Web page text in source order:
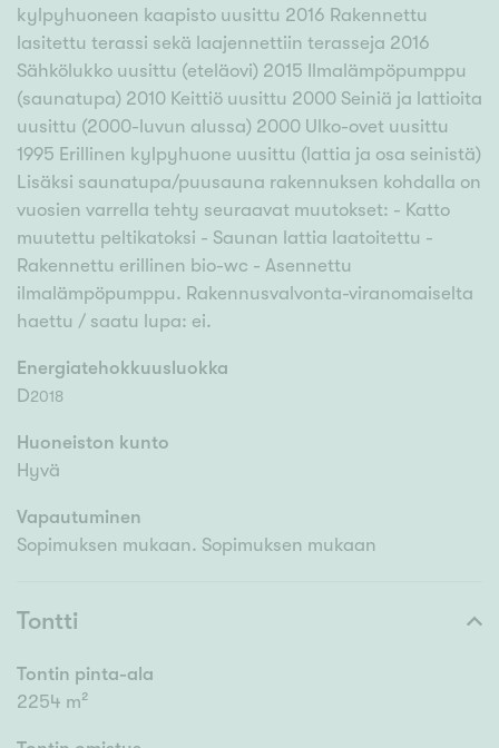
kylpyhuoneen kaapisto uusittu 2016 Rakennettu
lasitettu terassi sekä laajennettiin terasseja 2016
Sähkölukko uusittu (eteläovi) 2015 Ilmalämpöpumppu
(saunatupa) 2010 Keittiö uusittu 2000 Seiniä ja lattioita
uusittu (2000-luvun alussa) 2000 Ulko-ovet uusittu
1995 Erillinen kylpyhuone uusittu (lattia ja osa seinistä)
Lisäksi saunatupa/puusauna rakennuksen kohdalla on
vuosien varrella tehty seuraavat muutokset: - Katto
muutettu peltikatoksi - Saunan lattia laatoitettu -
Rakennettu erillinen bio-wc - Asennettu
ilmalämpöpumppu. Rakennusvalvonta-viranomaiselta
haettu / saatu lupa: ei.
Energiatehokkuusluokka
D2018
Huoneiston kunto
Hyvä
Vapautuminen
Sopimuksen mukaan. Sopimuksen mukaan
Tontti
Tontin pinta-ala
2254 m²